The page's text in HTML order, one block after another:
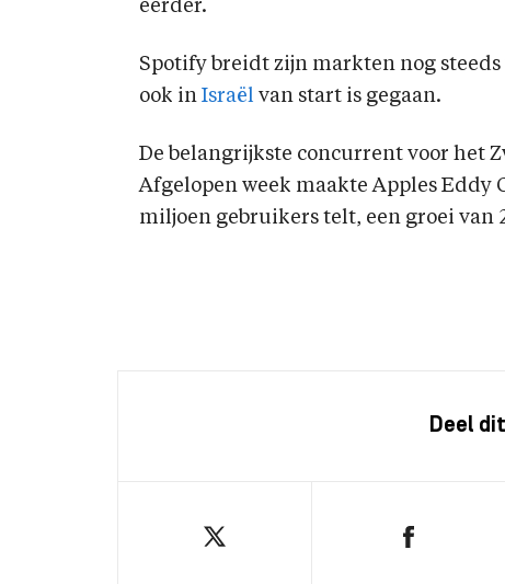
eerder.
Spotify breidt zijn markten nog
ook in Israël van start is gegaan.
De belangrijkste concurrent voor het
Afgelopen week maakte Apples Eddy
miljoen gebruikers telt, een groei van
Deel